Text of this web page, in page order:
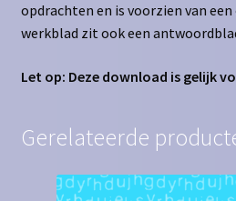
opdrachten en is voorzien van
werkblad zit ook een
Let op: Deze download is gelijk
Gerelateerde